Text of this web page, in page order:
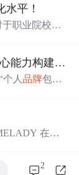
呼应着创业者
国商业对 “技
“我们正经
面重构。
水平！
职业院校来
业 教育发达
开发属...
创客匠人行业洞察：创始人 IP 的核心能力构建与长期主义实践
个人品牌包装”
模型。这为创
成为解决行
在女
女性成长，共
2